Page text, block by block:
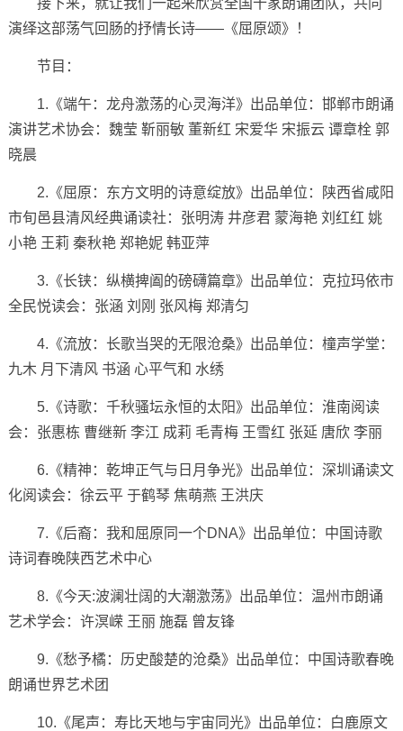
接下来，就让我们一起来欣赏全国十家朗诵团队，共同
演绎这部荡气回肠的抒情长诗——《屈原颂》！
节目：
1.《端午：龙舟激荡的心灵海洋》出品单位：邯郸市朗诵
演讲艺术协会：魏莹 靳丽敏 董新红 宋爱华 宋振云 谭章栓 郭
晓晨
2.《屈原：东方文明的诗意绽放》出品单位：陕西省咸阳
市旬邑县清风经典诵读社：张明涛 井彦君 蒙海艳 刘红红 姚
小艳 王莉 秦秋艳 郑艳妮 韩亚萍
3.《长铗：纵横捭阖的磅礴篇章》出品单位：克拉玛依市
全民悦读会：张涵 刘刚 张风梅 郑清匀
4.《流放：长歌当哭的无限沧桑》出品单位：橦声学堂：
九木 月下清风 书涵 心平气和 水绣
5.《诗歌：千秋骚坛永恒的太阳》出品单位：淮南阅读
会：张惠栋 曹继新 李江 成莉 毛青梅 王雪红 张延 唐欣 李丽
6.《精神：乾坤正气与日月争光》出品单位：深圳诵读文
化阅读会：徐云平 于鹤琴 焦萌燕 王洪庆
7.《后裔：我和屈原同一个DNA》出品单位：中国诗歌
诗词春晚陕西艺术中心
8.《今天:波澜壮阔的大潮激荡》出品单位：温州市朗诵
艺术学会：许溟嵘 王丽 施磊 曾友锋
9.《愁予橘：历史酸楚的沧桑》出品单位：中国诗歌春晚
朗诵世界艺术团
10.《尾声：寿比天地与宇宙同光》出品单位：白鹿原文